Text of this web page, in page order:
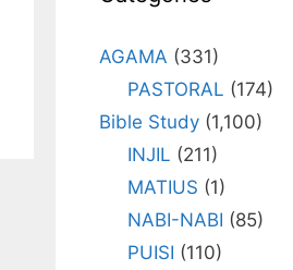
AGAMA (331)
PASTORAL (174)
Bible Study (1,100)
INJIL (211)
MATIUS (1)
NABI-NABI (85)
PUISI (110)